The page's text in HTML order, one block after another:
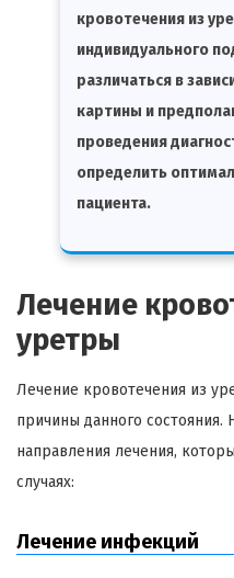
кровотечения из
индивидуального
различаться в
картины и
проведения
определить
пациента.
Лечение
уретры
Лечение кровотечения из
причины данного
направления лечения,
случаях:
Лечение инфекций